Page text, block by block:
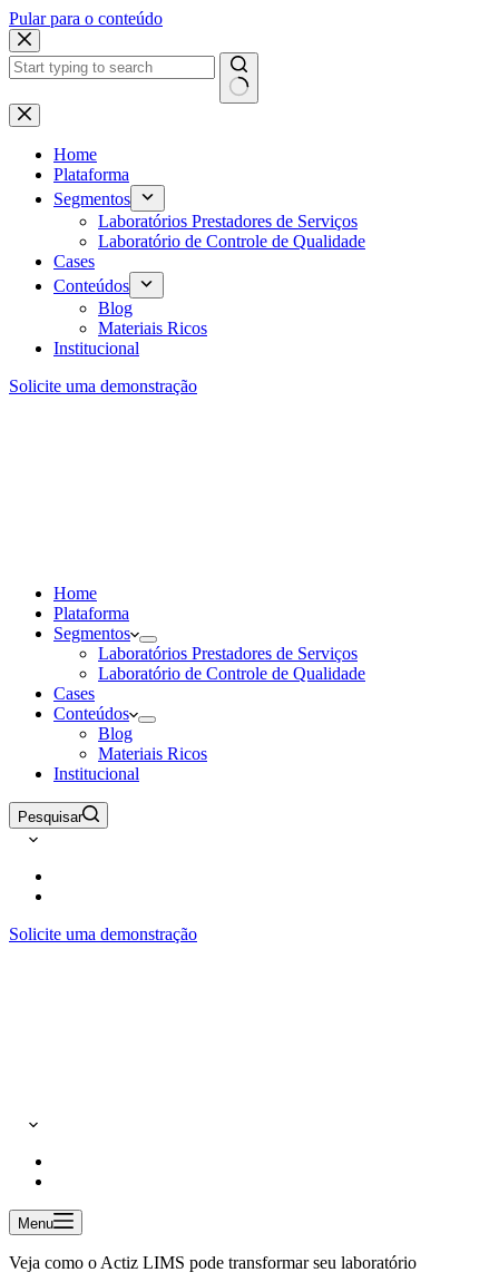
Pular para o conteúdo
Home
Plataforma
Segmentos
Laboratórios Prestadores de Serviços
Laboratório de Controle de Qualidade
Cases
Conteúdos
Blog
Materiais Ricos
Institucional
Solicite uma demonstração
Home
Plataforma
Segmentos
Laboratórios Prestadores de Serviços
Laboratório de Controle de Qualidade
Cases
Conteúdos
Blog
Materiais Ricos
Institucional
Pesquisar
Solicite uma demonstração
Menu
Veja como o Actiz LIMS pode transformar seu laboratório